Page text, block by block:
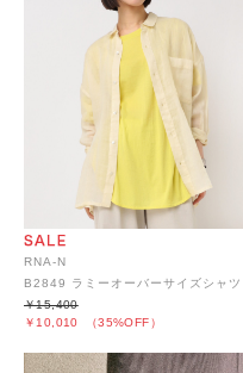
RNA-N
B2849 ラミーオーバーサイズシャツ
￥10,010 （35%OFF）
￥15,400